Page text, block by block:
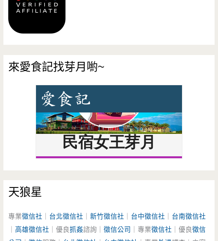
來愛食記找芽月喲~
天狼星
專業徵信社 台北徵信社 ｜新竹徵信社 台中徵信社
台南徵信社
｜高雄徵信社 ｜優良抓姦諮詢｜徵信公司 ｜專業徵信社 ｜優良徵信